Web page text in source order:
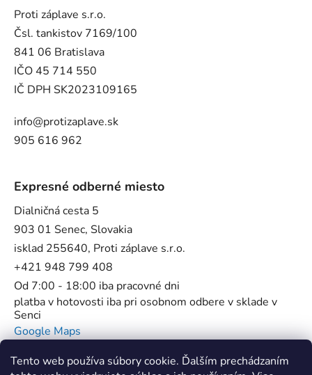
Tento web používa súbory cookie. Ďalším prechádzaním
Proti záplave s.r.o.
Čsl. tankistov 7169/100
841 06 Bratislava
IČO 45 714 550
IČ DPH SK2023109165
info@protizaplave.sk
905 616 962
Expresné odberné miesto
Dialničná cesta 5
903 01 Senec, Slovakia
isklad 255640, Proti záplave s.r.o.
+421 948 799 408
Od 7:00 - 18:00 iba pracovné dni
platba v hotovosti iba pri osobnom odbere v sklade v
Senci
Google Maps